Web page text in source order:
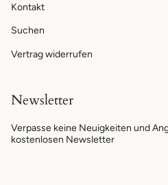
Kontakt
Suchen
Vertrag widerrufen
Newsletter
Verpasse keine Neuigkeiten und
kostenlosen Newsletter